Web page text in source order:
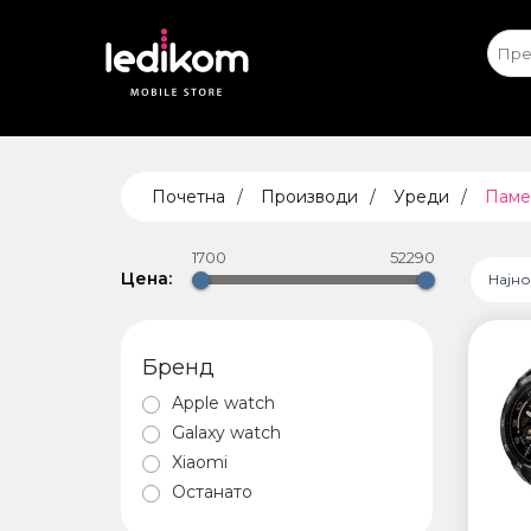
Почетна Производи Уреди
Цена:
1700 52290
Бренд
Apple watch
Galaxy watch
Xiaomi
Останато
• iPad
• Xiaomi